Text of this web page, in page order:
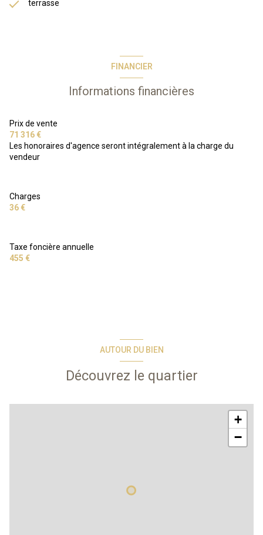
terrasse
FINANCIER
Informations financières
Prix de vente
71 316 €
Les honoraires d'agence seront intégralement à la charge du
vendeur
Charges
36 €
Taxe foncière annuelle
455 €
AUTOUR DU BIEN
Découvrez le quartier
+
−